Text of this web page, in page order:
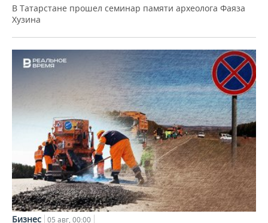
В Татарстане прошел семинар памяти археолога Фаяза
Хузина
Бизнес 05 авг, 00:00